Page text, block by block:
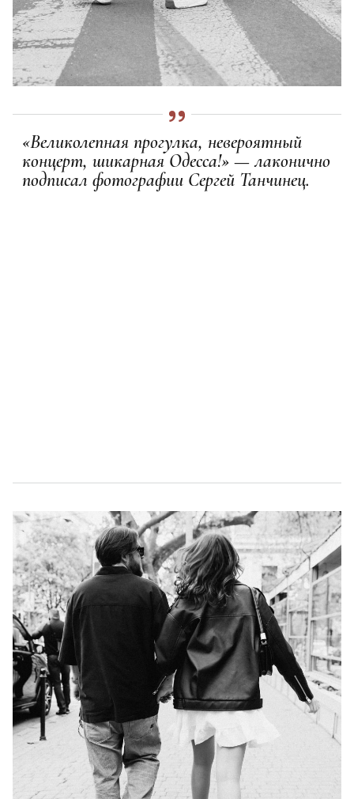
«Великолепная прогулка, невероятный
концерт, шикарная Одесса!» — лаконично
подписал фотографии Сергей Танчинец.